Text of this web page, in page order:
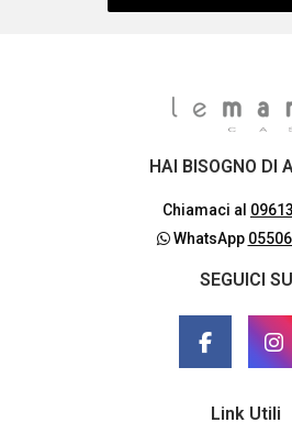
HAI BISOGNO DI
Chiamaci al
WhatsApp
SEGUICI SU
Link Utili